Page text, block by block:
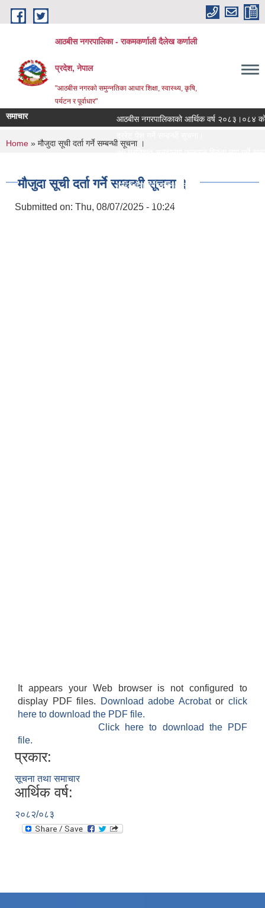
Skip to main content
आठबीस नगरपालिका - राकमकर्णाली दैलेख कर्णाली
प्रदेश, नेपाल
"आठबीस नगरकाे समुन्नतिका आधार शिक्षा, स्वास्थ्य, कृषि,
पर्यटन र पूर्वाधार"
समाचार
आठबीस नगरपालिकाको आर्थिक वर्ष २०८३।०८४ को
दररेट पेश गर्ने सम्बन्धी सूचना
Re Invitation For Electronic Bids
You are here
Home » मौजुदा सूची दर्ता गर्ने सम्बन्धी सूचना ।
मौजुदा सूची दर्ता गर्ने सम्बन्धी सूचना ।
Submitted on: Thu, 08/07/2025 - 10:24
It appears your Web browser is not configured to
display PDF files.
Download adobe Acrobatorclick
here to download the PDF file.
Click here to download the PDF
file.
प्रकार:
सूचना तथा समाचार
आर्थिक वर्ष:
२०८२/०८३